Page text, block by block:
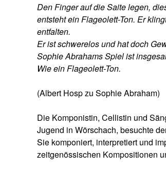
Den Finger auf die Saite legen,
entsteht ein Flageolett-Ton. Er
entfalten.
Er ist schwerelos und hat doch
Sophie Abrahams Spiel ist
Wie ein Flageolett-Ton.
(Albert Hosp zu Sophie Abraham)
Die Komponistin, Cellistin und
Jugend in Wörschach, besuchte
Sie komponiert, interpretiert und
zeitgenössischen Kompositionen